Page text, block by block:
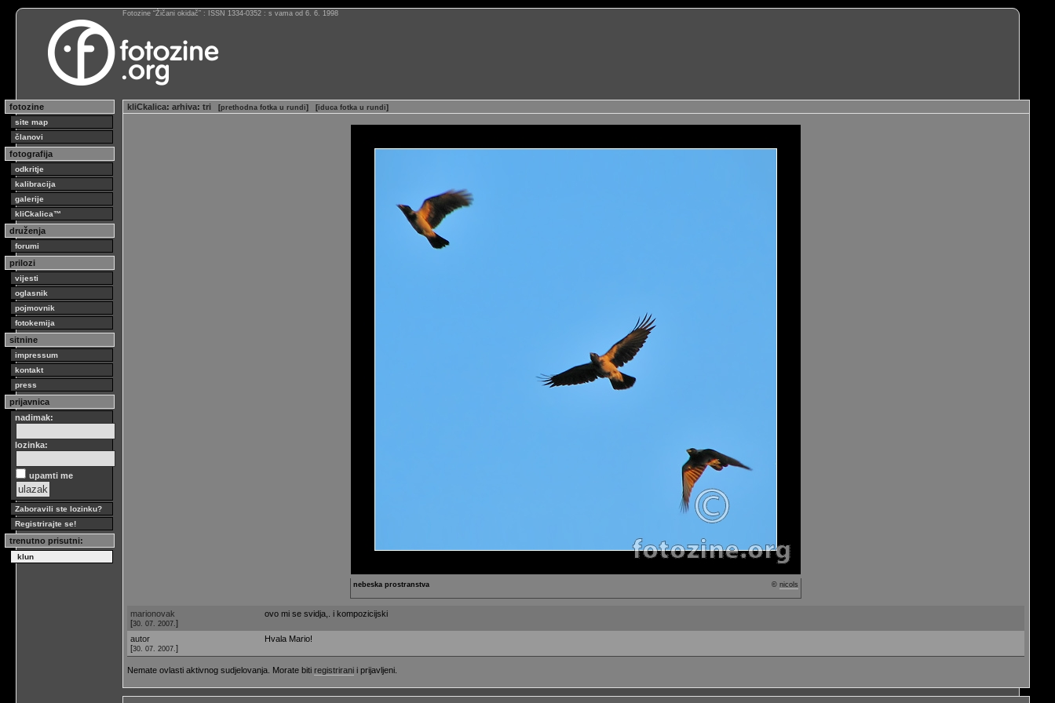
Fotozine “Žičani okidač” : ISSN 1334-0352 : s vama od 6. 6. 1998
fotozine
site map
članovi
fotografija
odkritje
kalibracija
galerije
kliCkalica™
druženja
forumi
prilozi
vijesti
oglasnik
pojmovnik
fotokemija
sitnine
impressum
kontakt
press
prijavnica
nadimak:
lozinka:
upamti me
Zaboravili ste lozinku?
Registrirajte se!
trenutno prisutni:
klun
kliCkalica: arhiva: tri [prethodna fotka u rundi] [iduca fotka u rundi]
©nicols
nebeska prostranstva
marionovak
[30. 07. 2007. ]
ovo mi se svidja,. i kompozicijski
autor
[30. 07. 2007. ]
Hvala Mario!
Nemate ovlasti aktivnog sudjelovanja. Morate biti registrirani i prijavljeni.